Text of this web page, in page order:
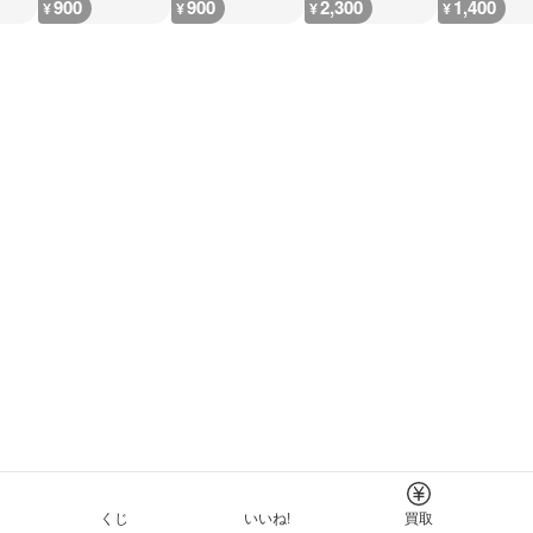
¥900 ¥900 ¥2,300 ¥1,400
くじ いいね! 買取